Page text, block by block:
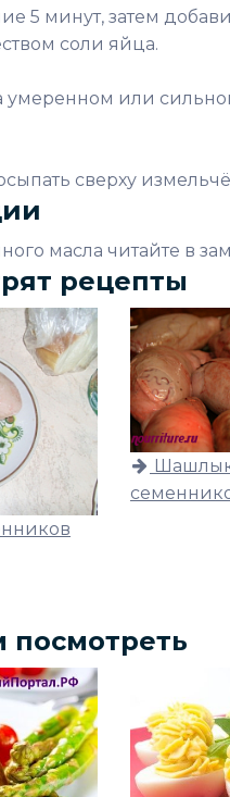
5 минут, затем
соли яйца.
или
сверху
масла читайте в
рецепты
посмотреть